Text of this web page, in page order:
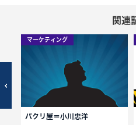
関連
マーケティング
パクリ屋＝小川忠洋